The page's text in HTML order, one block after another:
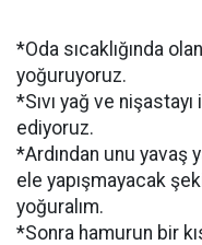
*Oda sıcaklığında
yoğuruyoruz.
*Sıvı yağ ve
ediyoruz.
*Ardından unu yavaş
ele yapışmayacak
yoğuralım.
*Sonra hamurun bir